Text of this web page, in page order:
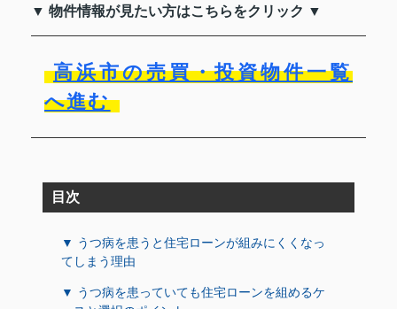
▼ 物件情報が見たい方はこちらをクリック ▼
高浜市の売買・投資物件一覧
へ進む
目次
▼ うつ病を患うと住宅ローンが組みにくくなっ
てしまう理由
▼ うつ病を患っていても住宅ローンを組めるケ